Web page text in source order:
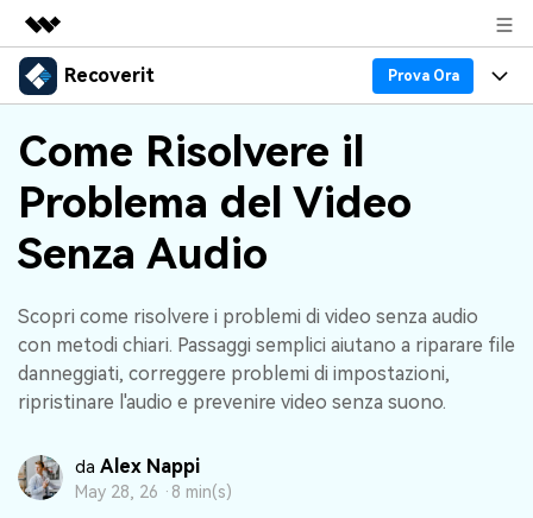
Prodotti in evidenza
Utilità
Business
Panoramica
Soluzione
Chi siamo
Sala stampa
Negozio
Supporto
Recoverit Prova Ora
Prodotti
Recupero Dati
Backup Dati
Riparazione Dati
Funzionalità
Recover file Media
Recover Document Files
Recover From Devices
Controlla tutte le caratteristiche
Blog
Problemi dei File
Problemi del Computer
Problemi del Backup
Supporto
Supporto
Storie
Guida
Come Risolvere il
Problema del Video
Senza Audio
Scopri come risolvere i problemi di video senza audio
con metodi chiari. Passaggi semplici aiutano a riparare file
danneggiati, correggere problemi di impostazioni,
ripristinare l'audio e prevenire video senza suono.
da Alex Nappi
May 28, 26 · 8 min(s)